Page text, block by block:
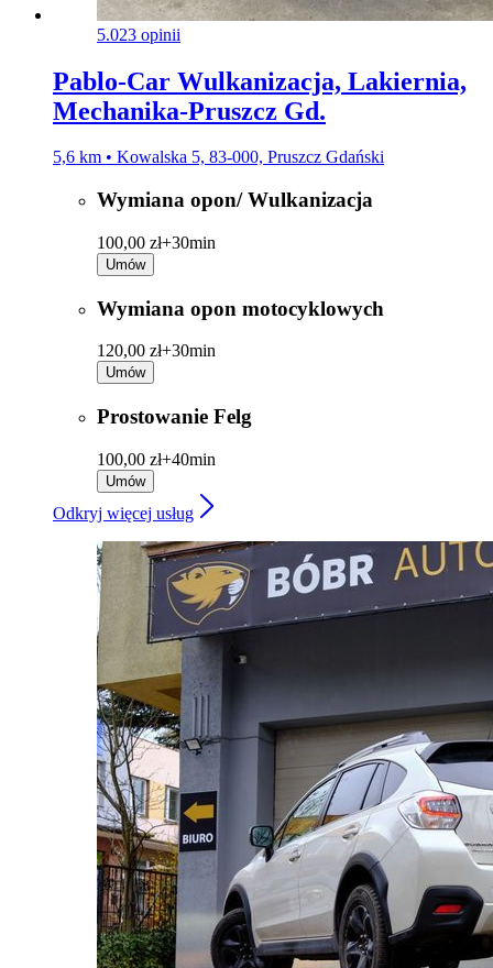
5.023 opinii
Pablo-Car Wulkanizacja, Lakiernia,
Mechanika-Pruszcz Gd.
5,6 km • Kowalska 5, 83-000, Pruszcz Gdański
Wymiana opon/ Wulkanizacja
100,00 zł+30min
Umów
Wymiana opon motocyklowych
120,00 zł+30min
Umów
Prostowanie Felg
100,00 zł+40min
Umów
Odkryj więcej usług